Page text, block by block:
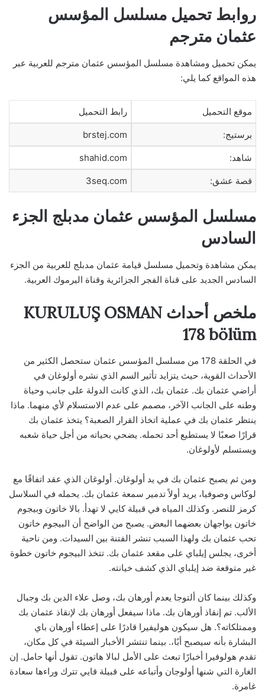
روابط تحميل مسلسل المؤسس
عثمان مترجم
يمكن تحميل ومشاهدة مسلسل المؤسس عثمان مترجم للعربية عبر
هذه المواقع كما يلي:
موقع التحميل رابط التحميل
برستيج: brstej.com
شاهد: shahid.com
قصة عشق: 3seq.com
مسلسل المؤسس عثمان مدبلج الجزء
السادس
يمكن مشاهدة وتحميل مسلسل قيامة عثمان مدبلج للعربية من الجزء
السادس الجديد على قناة الفجر الجزائرية وقناة اليرموك العربية.
ملخص أحداث KURULUŞ OSMAN
178 bölüm
في الحلقة 178 من مسلسل المؤسس عثمان ستحصل الكثير من
الأحداث القوية، حيث يتزايد تأثير السم الذي نشره أولوغان في
أراضي عثمان بك. عثمان بك، الذي كانت الدولة على جانب وحياة
وطنه على الجانب الآخر، مصمم على عدم الاستسلام لأي منهما. ماذا
ينتظر عثمان بك في عملية اتخاذ القرار الصعبة؟ يتخذ عثمان بك
قرارًا صعبًا لا يستطيع أحد تحمله. يضحي بحياته من أجل حياة شعبه
ويستسلم لأولوغان.
ومن ثم يصبح عثمان بك في يد أولوغان. أولوغان الذي عقد اتفاقًا مع
لوكاس وصوفيا، يريد أولاً تدمير سمعة عثمان بك. يحمله في السلاسل
كرمز للنصر. وكذلك المياه في قبيلة كايي لا تهدأ. بالا خاتون وبيجوم
خاتون يواجهان بعضهما البعض. يصبح من الواضح أن البيجوم خاتون
تحب عثمان بك ولهذا السبب تنشر الفتنة بين السيدات. ومن ناحية
أخرى، يجلس إيلباي على مقعد عثمان بك. تتخذ البيجوم خاتون خطوة
غير متوقعة ضد إيلباي الذي كشف خيانته.
وكذلك بينما كان ألتوجا يعدم أورهان بك، وصل علاء الدين بك وجبال
الألب. تم إنقاذ أورهان بك. ماذا سيفعل أورهان بك لإنقاذ عثمان بك
وممتلكاته؟. هل سيكون هوليفيرا قادرًا على إعطاء أورهان باي
البشارة بأنه سيصبح أبًا،. بينما تنتشر الأخبار السيئة في كل مكان،
تقدم هولوفيرا أخبارًا تبعث على الأمل لبالا هاتون. تقول أنها حامل. إن
الغارة التي شنها أولوجان وأتباعه على قبيلة قايي تترك وراءها سعادة
غامرة.